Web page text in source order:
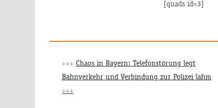
[quads id=3]
+++ Chaos in Bayern: Telefonstörung legt
Bahnverkehr und Verbindung zur Polizei lahm
+++